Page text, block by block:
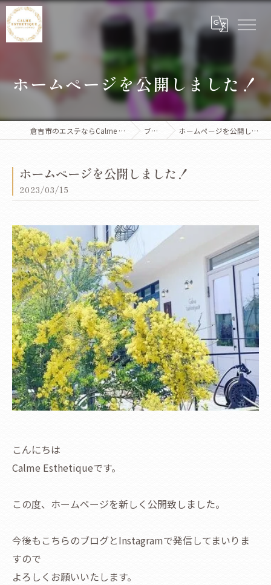
ホームページを公開しました！
倉吉市のエステならCalme Esthetique ブログ ホームページを公開しました！
ホームページを公開しました！
2023/03/15
こんにちは
Calme Esthetiqueです。
この度、ホームページを新しく公開致しました。
今後もこちらのブログとInstagramで発信してまいりま
すので
よろしくお願いいたします。